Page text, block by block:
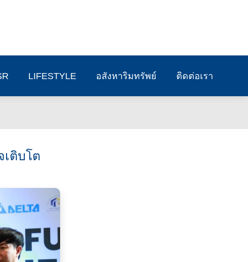
LIFESTYLE อสังหาริมทรัพย์ ติดต่อเรา
ติบโต